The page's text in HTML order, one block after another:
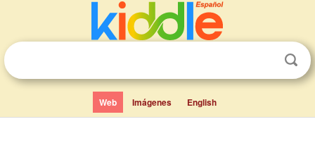
Web Imágenes English